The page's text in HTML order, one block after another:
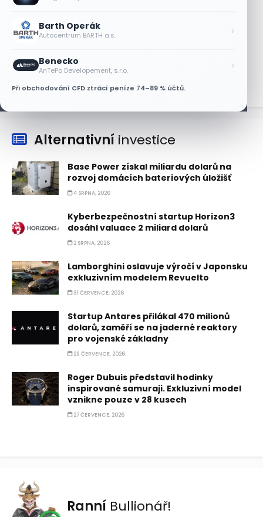
Barth Operák
Autocentrum BARTH a.s. ›
Benecko
AnTePo Developement, s.r.o. ›
Při obchodování CFD ztrácí peníze 74–89 % účtů.
Tesla míří na obrovský trh
samořiditelných aut. Akcie reagují
7 SRPNA, 2026
Alternativní investice
Base Power získal miliardu dolarů na
rozvoj domácích bateriových úložišť
4 SRPNA, 2026
Kyberbezpečnostní startup Horizon3
dosáhl valuace 2 miliard dolarů
2 SRPNA, 2026
Lamborghini oslavuje výročí v Japonsku
exkluzivním modelem Revuelto
31 ČERVENCE, 2026
Startup Antares přilákal 470 milionů
dolarů, zaměří se na jaderné reaktory
pro vojenské základny
29 ČERVENCE, 2026
Roger Dubuis představil hodinky
inspirované samuraji. Exkluzivní model
vznikne pouze v 28 kusech
27 ČERVENCE, 2026
Ranní Bullionář!